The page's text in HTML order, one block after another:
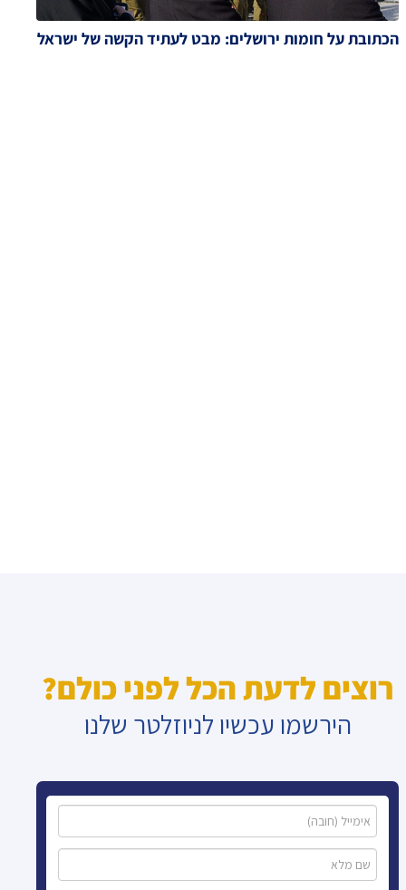
הכתובת על חומות ירושלים: מבט לעתיד הקשה של ישראל
רוצים לדעת הכל לפני כולם?
הירשמו עכשיו לניוזלטר שלנו